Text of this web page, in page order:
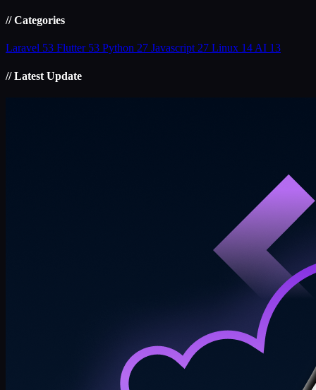
// Categories
Laravel 53 Flutter 53 Python 27 Javascript 27 Linux 14AI 13
// Latest Update